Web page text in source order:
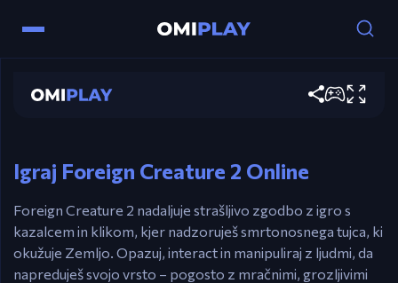
Foreign Creature 2
Ovládanie
Levi klik – sproži dogodke, izberi predmete
Igraj Foreign Creature 2 Online
Foreign Creature 2 nadaljuje strašljivo zgodbo z igro s
kazalcem in klikom, kjer nadzoruješ smrtonosnega tujca, ki
okužuje Zemljo. Opazuj, interact in manipuliraj z ljudmi, da
napreduješ svojo vrsto – pogosto z mračnimi, grozljivimi